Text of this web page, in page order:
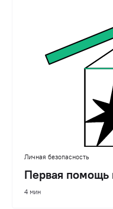
Личная безопасность
Первая помощь
4 мин